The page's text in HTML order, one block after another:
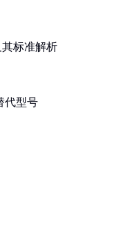
标准解析
代型号